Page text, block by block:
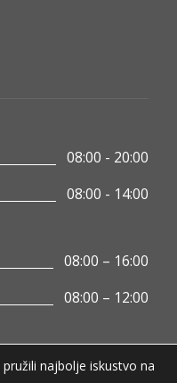
08:00 - 20:00
08:00 - 14:00
08:00 – 16:00
08:00 – 12:00
najbolje iskustvo na